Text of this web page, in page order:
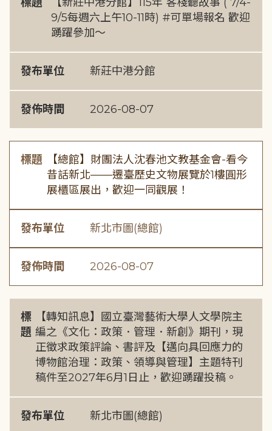
9/5每週六上午10-11時) #可單場報名 歡迎
踴躍參加～
發布單位 新莊中港分館
發佈時間 2026-08-07
標題
【總館】財團法人沈春池文教基金會-看今
昔話新北——遷臺歷史文物展覽於1樓圓形
展櫃區展出，歡迎一同觀展！
發布單位 新北市圖(總館)
發佈時間 2026-08-07
標
題
【轉知訊息】國立臺灣藝術大學人文學院主
編之《文化：政策．管理．新創》期刊，現
正徵求政策評論、書評及【邁向具回應力的
博物館治理：政策、領導與管理】主題特刊
稿件至2027年6月1日止，歡迎踴躍投稿。
發布單位 新北市圖(總館)